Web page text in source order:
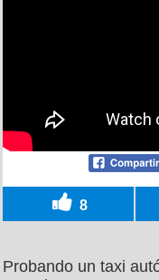
8
Probando un taxi